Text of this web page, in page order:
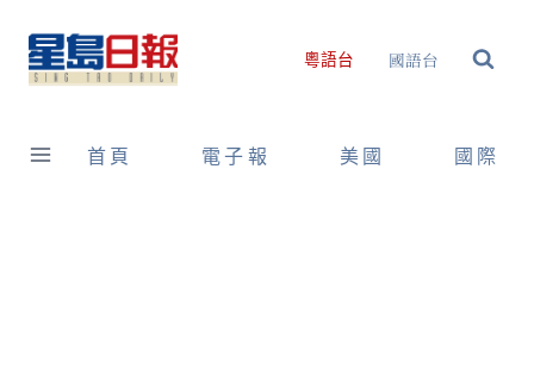
content
粵語台 國語台
首頁 電子報 美國 國際